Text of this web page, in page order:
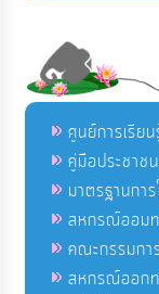
ศูนย์การเรีย
คู่มือประชาช
มาตรฐานกา
สหกรณ์ออม
คณะกรรมกา
สหกรณ์ออก